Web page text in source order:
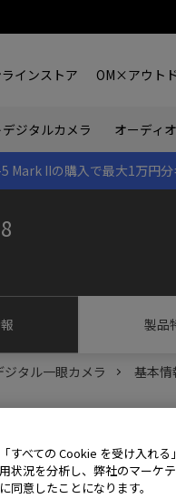
インストア OM×アウト
ジタルカメラ オーディオ
Mark IIの購入で最大1万円分
製品
ジタル一眼カメラ 基本情
「すべての Cookie を受け入れ
用状況を分析し、弊社のマーケ
に同意したことになります。